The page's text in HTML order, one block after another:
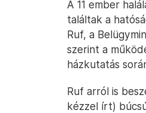
A 11 ember
találtak a
Ruf, a
szerint a
házkutatás
Ruf arról is
kézzel írt)